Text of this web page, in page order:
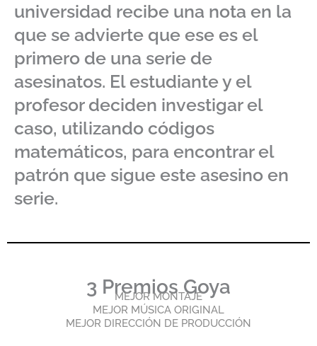
universidad recibe una nota en la
que se advierte que ese es el
primero de una serie de
asesinatos. El estudiante y el
profesor deciden investigar el
caso, utilizando códigos
matemáticos, para encontrar el
patrón que sigue este asesino en
serie.
3 Premios Goya
MEJOR MONTAJE
MEJOR MÚSICA ORIGINAL
MEJOR DIRECCIÓN DE PRODUCCIÓN